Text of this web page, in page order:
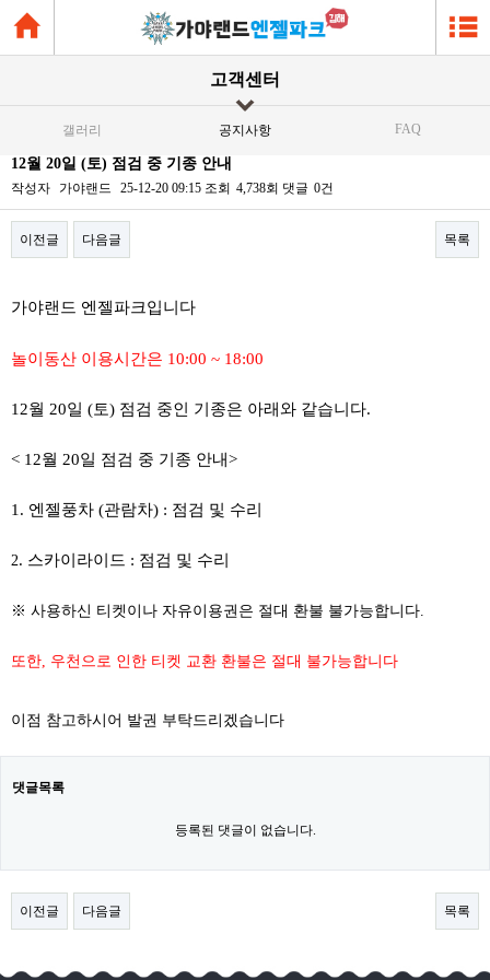
고객센터
갤러리 공지사항 FAQ
12월 20일 (토) 점검 중 기종 안내
작성자 가야랜드 25-12-20 09:15 조회 4,738회 댓글 0건
이전글 다음글 목록
가야랜드 엔젤파크입니다
놀이동산 이용시간은 10:00 ~ 18:00
12월 20일 (토) 점검 중인 기종은 아래와 같습니다.
< 12월 20일 점검 중 기종 안내>
1. 엔젤풍차 (관람차) : 점검 및 수리
​​2. 스카이라이드 : 점검 및 수리
※ 사용하신 티켓이나 자유이용권은 절대 환불 불가능합니다.
또한, 우천으로 인한 티켓 교환 환불은 절대 불가능합니다
이점 참고하시어 발권 부탁드리겠습니다
댓글목록
등록된 댓글이 없습니다.
이전글 다음글 목록